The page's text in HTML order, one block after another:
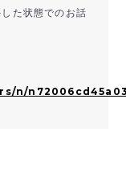
た状態でのお話
n/